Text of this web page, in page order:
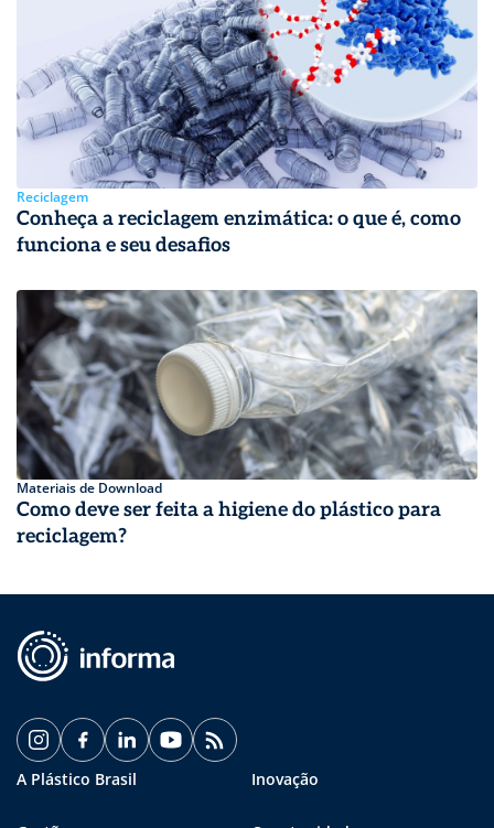
Reciclagem
Conheça a reciclagem enzimática: o que é, como
funciona e seu desafios
Materiais de Download
Como deve ser feita a higiene do plástico para
reciclagem?
A Plástico Brasil Inovação